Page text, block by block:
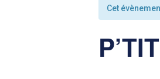
Cet